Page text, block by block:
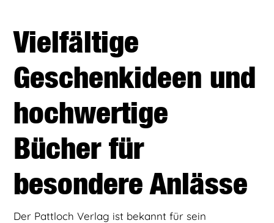
Vielfältige
Geschenkideen und
hochwertige
Bücher für
besondere Anlässe
Der Pattloch Verlag ist bekannt für sein